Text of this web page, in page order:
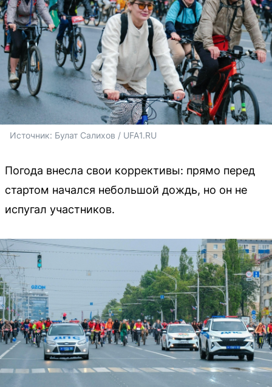
Источник: Булат Салихов / UFA1.RU
Погода внесла свои коррективы: прямо перед
стартом начался небольшой дождь, но он не
испугал участников.